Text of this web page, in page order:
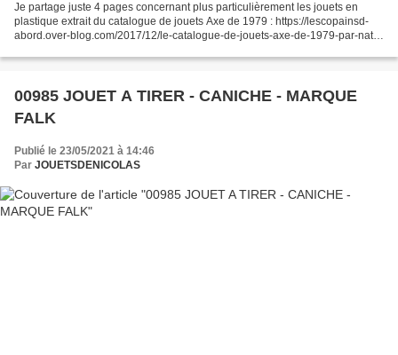
Je partage juste 4 pages concernant plus particulièrement les jouets en
plastique extrait du catalogue de jouets Axe de 1979 : https://lescopainsd-
abord.over-blog.com/2017/12/le-catalogue-de-jouets-axe-de-1979-par-nath-
00985 JOUET A TIRER - CANICHE - MARQUE
FALK
Publié le 23/05/2021 à 14:46
Par JOUETSDENICOLAS